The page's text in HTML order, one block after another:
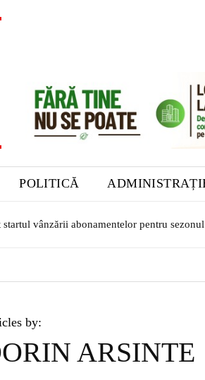
POLITICĂ
startul vânzării abonamentelor pentru
by:
ARSINTE